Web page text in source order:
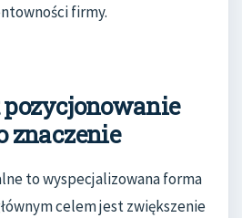
firmy.
pozycjonowanie
znaczenie
to wyspecjalizowana forma
celem jest zwiększenie